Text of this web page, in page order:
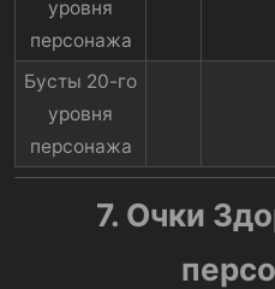
уровня
персонажа​
Бусты 20-го
уровня
персонажа​
7. Очки